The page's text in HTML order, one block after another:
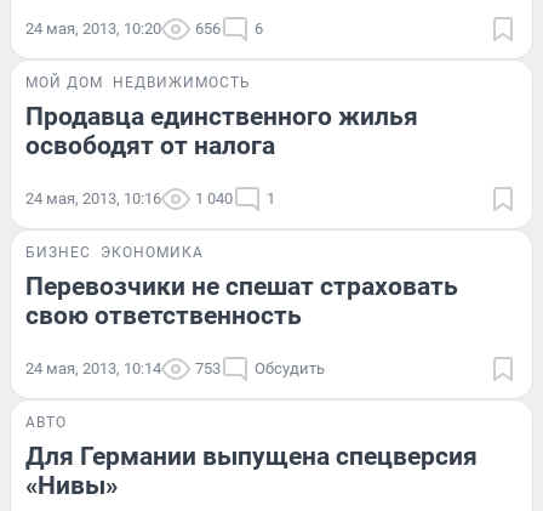
24 мая, 2013, 10:20 656 6
МОЙ ДОМ НЕДВИЖИМОСТЬ
Продавца единственного жилья
освободят от налога
24 мая, 2013, 10:16 1 040 1
БИЗНЕС ЭКОНОМИКА
Перевозчики не спешат страховать
свою ответственность
24 мая, 2013, 10:14 753 Обсудить
АВТО
Для Германии выпущена спецверсия
«Нивы»